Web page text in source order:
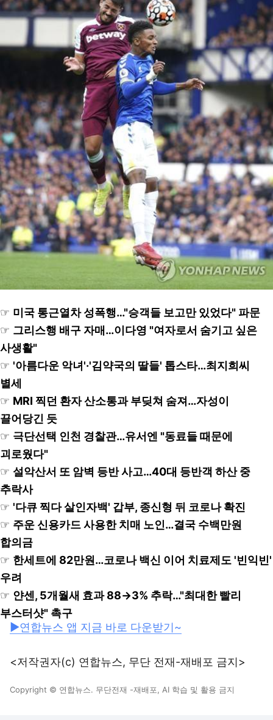
☞ 미국 통근열차 성폭행…"승객들 보고만 있었다" 파문
☞ 그리스행 배구 자매…이다영 "여자로서 숨기고 싶은
사생활"
☞ '아름다운 악녀'·'김약국의 딸들' 톱스타…최지희씨
별세
☞ MRI 찍던 환자 산소통과 부딪쳐 숨져…자성이
끌어당긴 듯
☞ 극단선택 인천 경찰관…유서엔 "동료들 때문에
괴로웠다"
☞ 설악산서 또 암벽 등반 사고…40대 등반객 하산 중
추락사
☞ '다큐 찍다 살인자백' 갑부, 종신형 뒤 코로나 확진
☞ 주운 신용카드 사용한 치매 노인…결국 수백만원
합의금
☞ 한세트에 82만원…코로나 백신 이어 치료제도 '빈익빈'
우려
☞ 얀센, 5개월새 효과 88→3% 추락…"최대한 빨리
부스터샷" 촉구
▶연합뉴스 앱 지금 바로 다운받기~
<저작권자(c) 연합뉴스, 무단 전재-재배포 금지>
Copyright © 연합뉴스. 무단전재 -재배포, AI 학습 및 활용 금지